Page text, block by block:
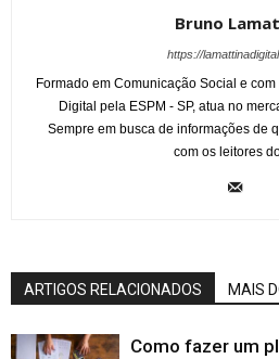
Bruno
https://
Formado em Comunicação Social e
Digital pela ESPM - SP, atua no
Sempre em busca de informações de
com os leitores
ARTIGOS RELACIONADOS MAIS
Como fazer um